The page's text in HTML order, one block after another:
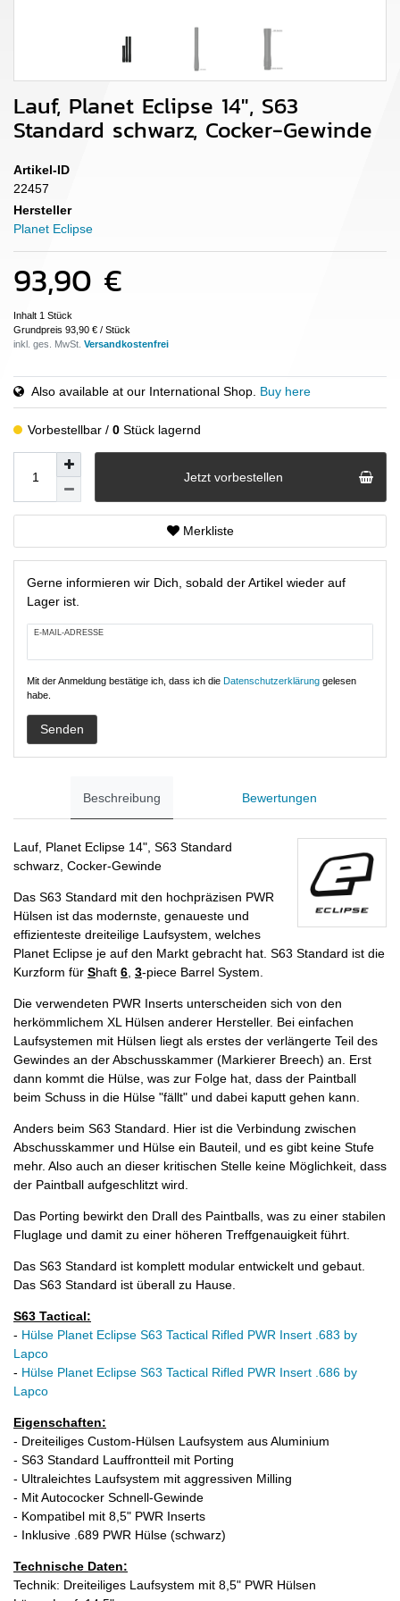
Lauf, Planet Eclipse 14", S63
Standard schwarz, Cocker-Gewinde
Artikel-ID
22457
Hersteller
Planet Eclipse
93,90 €
Inhalt 1 Stück
Grundpreis 93,90 € / Stück
inkl. ges. MwSt.
Also available at our International Shop. Buy here
Vorbestellbar 0 Stück lagernd
Jetzt vorbestellen
Merkliste
Gerne informieren wir Dich, sobald der Artikel wieder auf
Lager ist.
E-MAIL-ADRESSE
Mit der Anmeldung bestätige ich, dass ich die Daten­schutz­erklärung gelesen
habe.
Senden
Beschreibung Bewertungen
Lauf, Planet Eclipse 14", S63 Standard
schwarz, Cocker-Gewinde
Das S63 Standard mit den hochpräzisen PWR
Hülsen ist das modernste, genaueste und
effizienteste dreiteilige Laufsystem, welches
Planet Eclipse je auf den Markt gebracht hat. S63 Standard ist die
Kurzform für Shaft 6, 3-piece Barrel System.
Die verwendeten PWR Inserts unterscheiden sich von den
herkömmlichem XL Hülsen anderer Hersteller. Bei einfachen
Laufsystemen mit Hülsen liegt als erstes der verlängerte Teil des
Gewindes an der Abschusskammer (Markierer Breech) an. Erst
dann kommt die Hülse, was zur Folge hat, dass der Paintball
beim Schuss in die Hülse "fällt" und dabei kaputt gehen kann.
Anders beim S63 Standard. Hier ist die Verbindung zwischen
Abschusskammer und Hülse ein Bauteil, und es gibt keine Stufe
mehr. Also auch an dieser kritischen Stelle keine Möglichkeit, dass
der Paintball aufgeschlitzt wird.
Das Porting bewirkt den Drall des Paintballs, was zu einer stabilen
Fluglage und damit zu einer höheren Treffgenauigkeit führt.
Das S63 Standard ist komplett modular entwickelt und gebaut.
Das S63 Standard ist überall zu Hause.
S63 Tactical:
- Hülse Planet Eclipse S63 Tactical Rifled PWR Insert .683 by
Lapco
- Hülse Planet Eclipse S63 Tactical Rifled PWR Insert .686 by
Lapco
Eigenschaften:
- Dreiteiliges Custom-Hülsen Laufsystem aus Aluminium
- S63 Standard Lauffrontteil mit Porting
- Ultraleichtes Laufsystem mit aggressiven Milling
- Mit Autococker Schnell-Gewinde
- Kompatibel mit 8,5" PWR Inserts
- Inklusive .689 PWR Hülse (schwarz)
Technische Daten:
Technik: Dreiteiliges Laufsystem mit 8,5" PWR Hülsen